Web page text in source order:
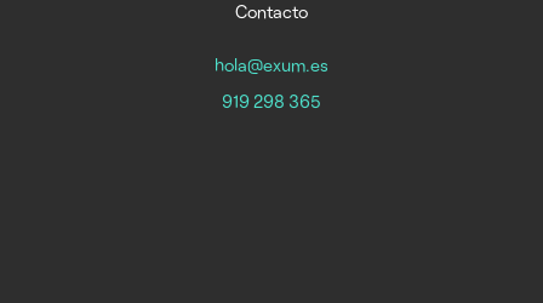
Contacto
hola@exum.es
919 298 365